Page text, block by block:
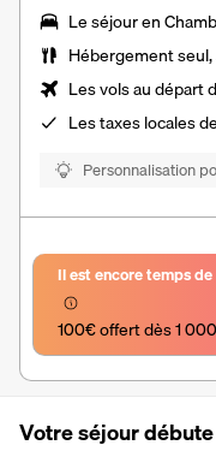
Le séjour en
Hébergement
Les vols au départ
Lestaxes locales
Personnalisation
Il est encore temps
100€ offert dès 1
Votre séjour